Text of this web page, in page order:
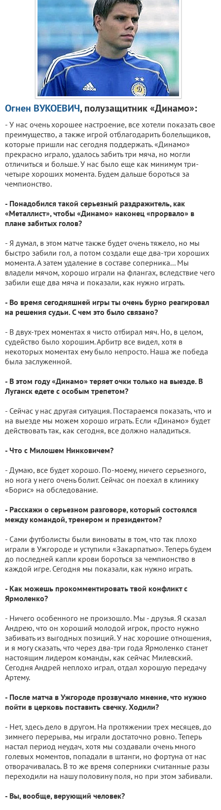
Огнен ВУКОЕВИЧ, полузащитник «Динамо»:
- У нас очень хорошее настроение, все хотели показать свое
преимущество, а также игрой отблагодарить болельщиков,
которые пришли нас сегодня поддержать. «Динамо»
прекрасно играло, удалось забить три мяча, но могли
отличиться и больше. У нас было еще как минимум три-
четыре хороших момента. Будем дальше бороться за
чемпионство.
- Понадобился такой серьезный раздражитель, как
«Металлист», чтобы «Динамо» наконец «прорвало» в
плане забитых голов?
- Я думал, в этом матче также будет очень тяжело, но мы
быстро забили гол, а потом создали еще два-три хороших
момента. А затем удаление в составе соперника... Мы
владели мячом, хорошо играли на флангах, вследствие чего
забили еще два мяча и показали, как нужно играть.
- Во время сегодняшней игры ты очень бурно реагировал
на решения судьи. С чем это было связано?
- В двух-трех моментах я чисто отбирал мяч. Но, в целом,
судейство было хорошим. Арбитр все видел, хотя в
некоторых моментах ему было непросто. Наша же победа
была заслуженной.
- В этом году «Динамо» теряет очки только на выезде. В
Луганск едете с особым трепетом?
- Сейчас у нас другая ситуация. Постараемся показать, что и
на выезде мы можем хорошо играть. Если «Динамо» будет
действовать так, как сегодня, все должно наладиться.
- Что с Милошем Нинковичем?
- Думаю, все будет хорошо. По-моему, ничего серьезного,
но нога у него очень болит. Сейчас он поехал в клинику
«Борис» на обследование.
- Расскажи о серьезном разговоре, который состоялся
между командой, тренером и президентом?
- Сами футболисты были виноваты в том, что так плохо
играли в Ужгороде и уступили «Закарпатью». Теперь будем
до последней капли крови бороться за чемпионство в
каждой игре. Сегодня мы показали, как нужно играть.
- Как можешь прокомментировать твой конфликт с
Ярмоленко?
- Ничего особенного не произошло. Мы - друзья. Я сказал
Андрею, что он хороший молодой игрок, просто нужно
забивать из выгодных позиций. У нас хорошие отношения,
и я могу сказать, что через два-три года Ярмоленко станет
настоящим лидером команды, как сейчас Милевский.
Сегодня Андрей неплохо играл, отдал хорошую передачу
Артему.
- После матча в Ужгороде прозвучало мнение, что нужно
пойти в церковь поставить свечку. Ходили?
- Нет, здесь дело в другом. На протяжении трех месяцев, до
зимнего перерыва, мы играли достаточно ровно. Теперь
настал период неудач, хотя мы создавали очень много
голевых моментов, попадали в штанги, но фортуна от нас
отворачивалась. В то же время соперники считанные разы
переходили на нашу половину поля, но при этом забивали.
- Вы, вообще, верующий человек?